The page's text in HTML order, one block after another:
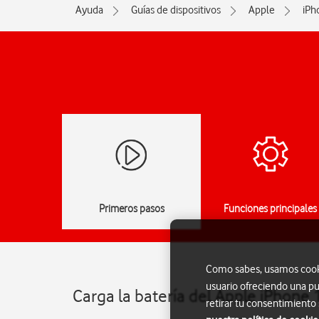
Ayuda Guías de dispositivos Apple
Primeros pasos Funciones principales
Carga la batería del Apple iPhone
Como sabes, usamos
usuario ofreciendo una
retirar tu consentimiento